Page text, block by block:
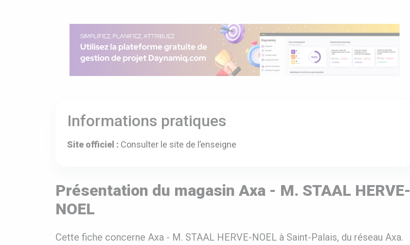
Informations pratiques
Site officiel : Consulter le site de l’enseigne
Présentation du magasin Axa - M. STAAL HERVE-
NOEL
Cette fiche concerne Axa - M. STAAL HERVE-NOEL à Saint-Palais, du réseau Axa.